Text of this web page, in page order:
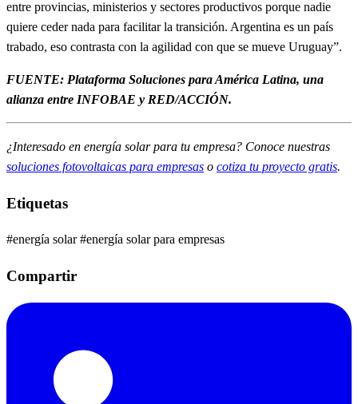
entre provincias, ministerios y sectores productivos porque nadie
quiere ceder nada para facilitar la transición. Argentina es un país
trabado, eso contrasta con la agilidad con que se mueve Uruguay”.
FUENTE: Plataforma Soluciones para América Latina, una
alianza entre INFOBAE y RED/ACCIÓN.
¿Interesado en energía solar para tu empresa? Conoce nuestras
soluciones fotovoltaicas para empresas o cotiza tu proyecto gratis.
Etiquetas
#energía solar#energía solar para empresas
Compartir